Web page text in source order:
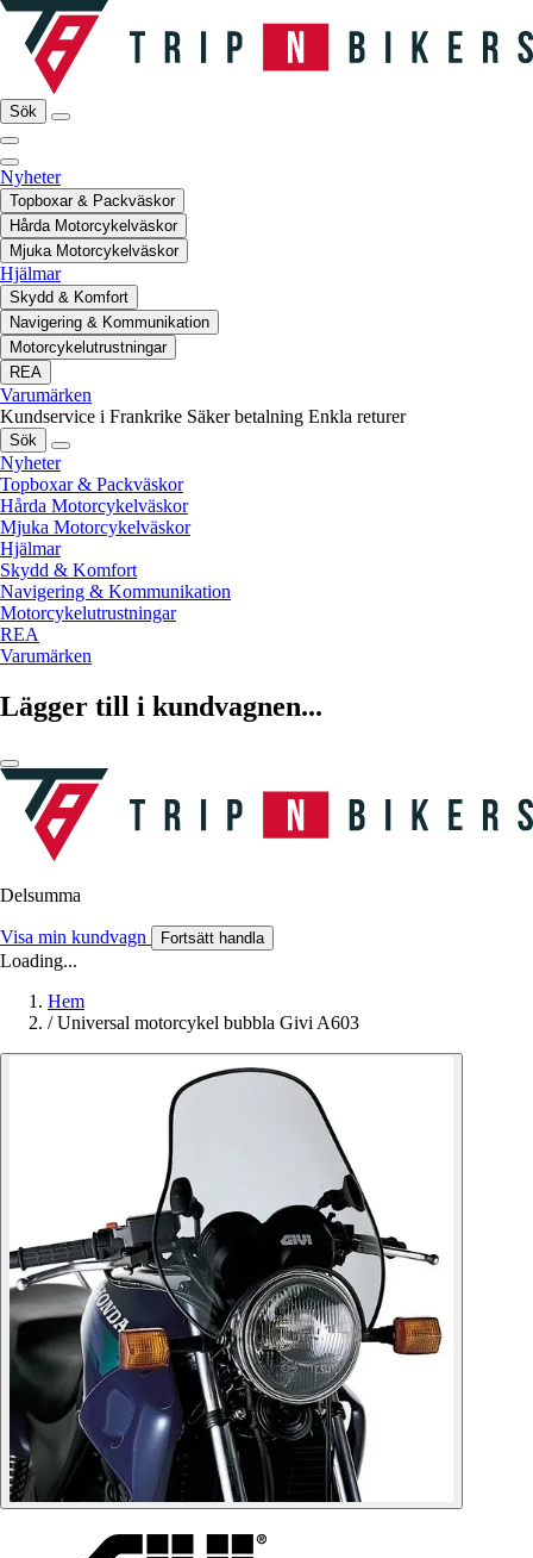
Sök
Nyheter
Topboxar & Packväskor
Hårda Motorcykelväskor
Mjuka Motorcykelväskor
Hjälmar
Skydd & Komfort
Navigering & Kommunikation
Motorcykelutrustningar
REA
Varumärken
Kundservice i Frankrike Säker betalning Enkla returer
Sök
Nyheter
Topboxar & Packväskor
Hårda Motorcykelväskor
Mjuka Motorcykelväskor
Hjälmar
Skydd & Komfort
Navigering & Kommunikation
Motorcykelutrustningar
REA
Varumärken
Lägger till i kundvagnen...
Delsumma
Visa min kundvagn Fortsätt handla
Loading...
Hem
/ Universal motorcykel bubbla Givi A603